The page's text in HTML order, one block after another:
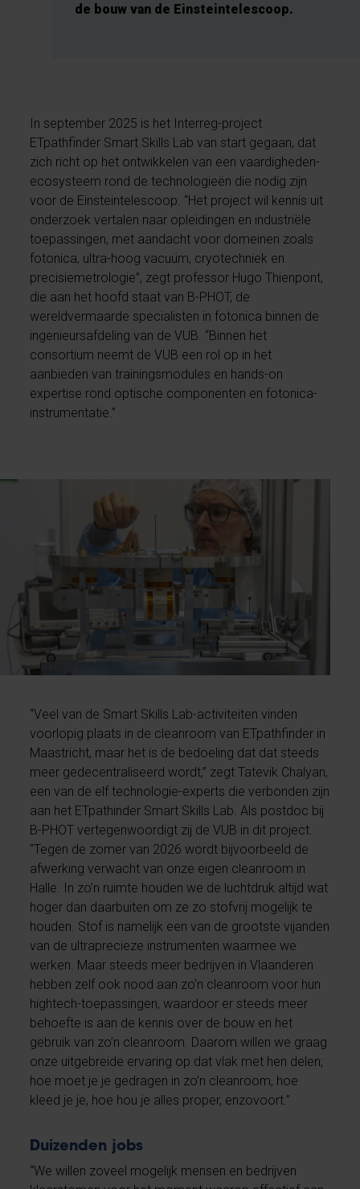
de bouw van de Einsteintelescoop.
In september 2025 is het Interreg-project
ETpathfinder Smart Skills Lab van start gegaan, dat
zich richt op het ontwikkelen van een vaardigheden-
ecosysteem rond de technologieën die nodig zijn
voor de Einsteintelescoop. “Het project wil kennis uit
onderzoek vertalen naar opleidingen en industriële
toepassingen, met aandacht voor domeinen zoals
fotonica, ultra-hoog vacuüm, cryotechniek en
precisiemetrologie”, zegt professor Hugo Thienpont,
die aan het hoofd staat van B-PHOT, de
wereldvermaarde specialisten in fotonica binnen de
ingenieursafdeling van de VUB. “Binnen het
consortium neemt de VUB een rol op in het
aanbieden van trainingsmodules en hands-on
expertise rond optische componenten en fotonica-
instrumentatie.”
“Veel van de Smart Skills Lab-activiteiten vinden
voorlopig plaats in de cleanroom van ETpathfinder in
Maastricht, maar het is de bedoeling dat dat steeds
meer gedecentraliseerd wordt,” zegt Tatevik Chalyan,
een van de elf technologie-experts die verbonden zijn
aan het ETpathinder Smart Skills Lab. Als postdoc bij
B-PHOT vertegenwoordigt zij de VUB in dit project.
“Tegen de zomer van 2026 wordt bijvoorbeeld de
afwerking verwacht van onze eigen cleanroom in
Halle. In zo’n ruimte houden we de luchtdruk altijd wat
hoger dan daarbuiten om ze zo stofvrij mogelijk te
houden. Stof is namelijk een van de grootste vijanden
van de ultraprecieze instrumenten waarmee we
werken. Maar steeds meer bedrijven in Vlaanderen
hebben zelf ook nood aan zo’n cleanroom voor hun
hightech-toepassingen, waardoor er steeds meer
behoefte is aan de kennis over de bouw en het
gebruik van zo’n cleanroom. Daarom willen we graag
onze uitgebreide ervaring op dat vlak met hen delen;
hoe moet je je gedragen in zo’n cleanroom, hoe
kleed je je, hoe hou je alles proper, enzovoort.”
Duizenden jobs
“We willen zoveel mogelijk mensen en bedrijven